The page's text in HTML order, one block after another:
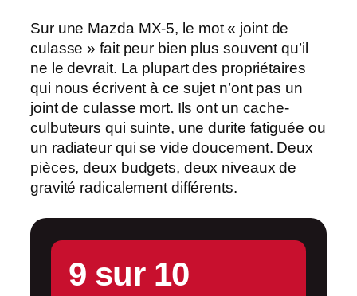
Sur une Mazda MX-5, le mot « joint de
culasse » fait peur bien plus souvent qu’il
ne le devrait. La plupart des propriétaires
qui nous écrivent à ce sujet n’ont pas un
joint de culasse mort. Ils ont un cache-
culbuteurs qui suinte, une durite fatiguée ou
un radiateur qui se vide doucement. Deux
pièces, deux budgets, deux niveaux de
gravité radicalement différents.
9 sur 10